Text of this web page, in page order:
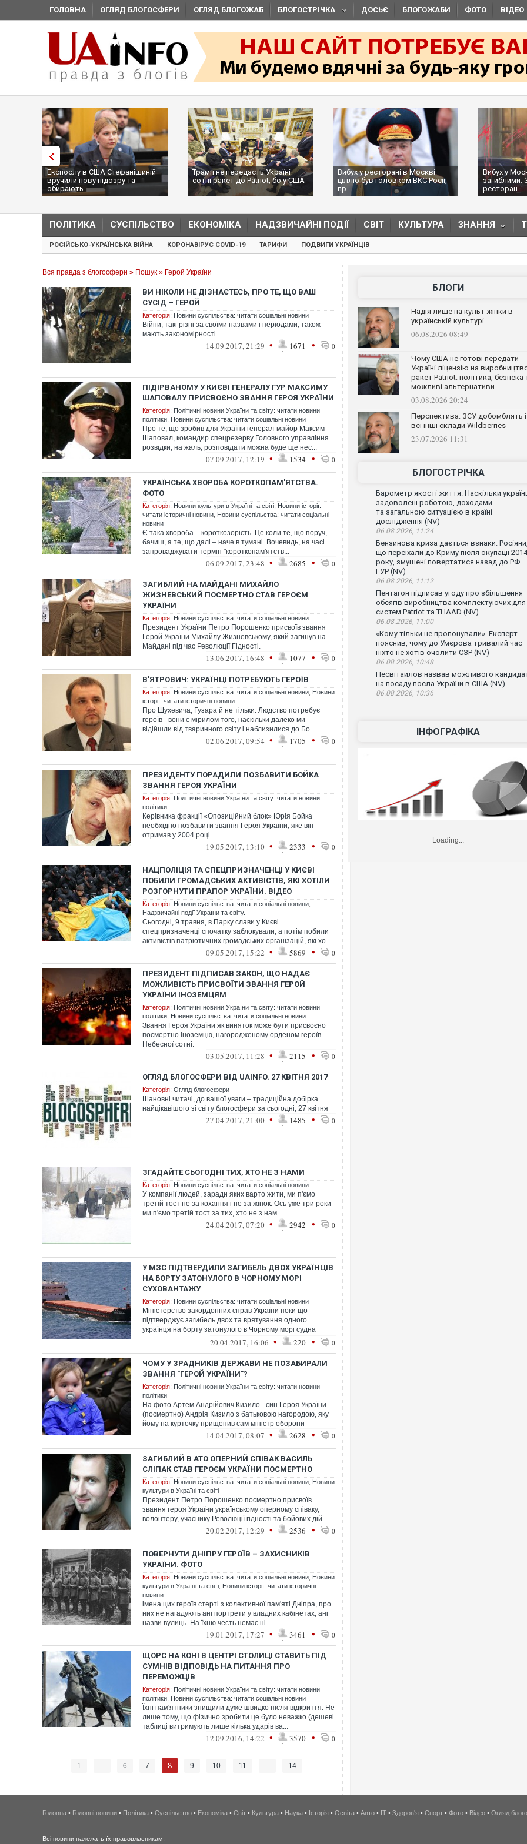
ГОЛОВНА ОГЛЯД БЛОГОСФЕРИ ОГЛЯД БЛОГОЖАБ БЛОГОСТРІЧКА ДОСЬЄ БЛОГОЖАБИ ФОТО ВІДЕО
Експослу в США Стефанішиній
вручили нову підозру та
обирають...
Трамп не передасть Україні
сотні ракет до Patriot, бо у США
...
Вибух у ресторані в Москві:
ціллю був головком ВКС Росії,
пр...
Вибух у
загиблими:
ресторан...
ПОЛІТИКА СУСПІЛЬСТВО ЕКОНОМІКА НАДЗВИЧАЙНІ ПОДІЇ СВІТ КУЛЬТУРА ЗНАННЯ
РОСІЙСЬКО-УКРАЇНСЬКА ВІЙНА КОРОНАВІРУС COVID-19 ТАРИФИ ПОДВИГИ УКРАЇНЦІВ
Вся правда з блогосфери » Пошук » Герой України
ВИ НІКОЛИ НЕ ДІЗНАЄТЕСЬ, ПРО ТЕ, ЩО ВАШ
СУСІД – ГЕРОЙ
Категорія: Новини суспільства: читати соціальні новини
Війни, такі різні за своїми назвами і періодами, також
мають закономірності.
14.09.2017, 21:29 • 1671 • 0
ПІДІРВАНОМУ У КИЄВІ ГЕНЕРАЛУ ГУР МАКСИМУ
ШАПОВАЛУ ПРИСВОЄНО ЗВАННЯ ГЕРОЯ УКРАЇНИ
Категорія: Політичні новини України та світу: читати новини
політики Новини суспільства: читати соціальні новини
Про те, що зробив для України генерал-майор Максим
Шаповал, командир спецрезерву Головного управління
розвідки, на жаль, розповідати можна буде ще нес...
07.09.2017, 12:19 • 1534 • 0
УКРАЇНСЬКА ХВОРОБА КОРОТКОПАМ'ЯТСТВА.
ФОТО
Категорія: Новини культури в Україні та світі Новини історії:
читати історичні новини Новини суспільства: читати соціальні
новини
Є така хвороба – короткозорість. Це коли те, що поруч,
бачиш, а те, що далі – наче в тумані. Вочевидь, на часі
запроваджувати термін "короткопам'ятств...
06.09.2017, 23:48 • 2685 • 0
ЗАГИБЛИЙ НА МАЙДАНІ МИХАЙЛО
ЖИЗНЕВСЬКИЙ ПОСМЕРТНО СТАВ ГЕРОЄМ
УКРАЇНИ
Категорія: Новини суспільства: читати соціальні новини
Президент України Петро Порошенко присвоїв звання
Герой України Михайлу Жизневському, який загинув на
Майдані під час Революції Гідності.
13.06.2017, 16:48 • 1077 • 0
В'ЯТРОВИЧ: УКРАЇНЦІ ПОТРЕБУЮТЬ ГЕРОЇВ
Категорія: Новини суспільства: читати соціальні новини Новини
історії: читати історичні новини
Про Шухевича, Гузара й не тільки. Людство потребує
героїв - вони є мірилом того, наскільки далеко ми
відійшли від тваринного світу і наблизилися до Бо...
02.06.2017, 09:54 • 1705 • 0
ПРЕЗИДЕНТУ ПОРАДИЛИ ПОЗБАВИТИ БОЙКА
ЗВАННЯ ГЕРОЯ УКРАЇНИ
Категорія: Політичні новини України та світу: читати новини
політики
Керівника фракції «Опозиційний блок» Юрія Бойка
необхідно позбавити звання Героя України, яке він
отримав у 2004 році.
19.05.2017, 13:10 • 2333 • 0
НАЦПОЛІЦІЯ ТА СПЕЦПРИЗНАЧЕНЦІ У КИЄВІ
ПОБИЛИ ГРОМАДСЬКИХ АКТИВІСТІВ, ЯКІ ХОТІЛИ
РОЗГОРНУТИ ПРАПОР УКРАЇНИ. ВІДЕО
Категорія: Новини суспільства: читати соціальні новини
Надзвичайні події України та світу.
Сьогодні, 9 травня, в Парку слави у Києві
спецпризначенці спочатку заблокували, а потім побили
активістів патріотичних громадських організацій, які хо...
09.05.2017, 15:22 • 5869 • 0
ПРЕЗИДЕНТ ПІДПИСАВ ЗАКОН, ЩО НАДАЄ
МОЖЛИВІСТЬ ПРИСВОЇТИ ЗВАННЯ ГЕРОЙ
УКРАЇНИ ІНОЗЕМЦЯМ
Категорія: Політичні новини України та світу: читати новини
політики Новини суспільства: читати соціальні новини
Звання Героя України як виняток може бути присвоєно
посмертно іноземцю, нагородженому орденом героїв
Небесної сотні.
03.05.2017, 11:28 • 2115 • 0
ОГЛЯД БЛОГОСФЕРИ ВІД UAINFO. 27 КВІТНЯ 2017
Категорія: Огляд блогосфери
Шановні читачі, до вашої уваги – традиційна добірка
найцікавішого зі світу блогосфери за сьогодні, 27 квітня
27.04.2017, 21:00 • 1485 • 0
ЗГАДАЙТЕ СЬОГОДНІ ТИХ, ХТО НЕ З НАМИ
Категорія: Новини суспільства: читати соціальні новини
У компанії людей, заради яких варто жити, ми п'ємо
третій тост не за кохання і не за жінок. Ось уже три роки
ми п'ємо третій тост за тих, хто не з нам...
24.04.2017, 07:20 • 2942 • 0
У МЗС ПІДТВЕРДИЛИ ЗАГИБЕЛЬ ДВОХ УКРАЇНЦІВ
НА БОРТУ ЗАТОНУЛОГО В ЧОРНОМУ МОРІ
СУХОВАНТАЖУ
Категорія: Новини суспільства: читати соціальні новини
Міністерство закордонних справ України поки що
підтверджує загибель двох та врятування одного
українця на борту затонулого в Чорному морі судна
20.04.2017, 16:06 • 220 • 0
ЧОМУ У ЗРАДНИКІВ ДЕРЖАВИ НЕ ПОЗАБИРАЛИ
ЗВАННЯ "ГЕРОЙ УКРАЇНИ"?
Категорія: Політичні новини України та світу: читати новини
політики
На фото Артем Андрійович Кизило - син Героя України
(посмертно) Андрія Кизило з батьковою нагородою, яку
йому на курточку прищепив сам міністр оборони
14.04.2017, 08:07 • 2628 • 0
ЗАГИБЛИЙ В АТО ОПЕРНИЙ СПІВАК ВАСИЛЬ
СЛІПАК СТАВ ГЕРОЄМ УКРАЇНИ ПОСМЕРТНО
Категорія: Новини суспільства: читати соціальні новини Новини
культури в Україні та світі
Президент Петро Порошенко посмертно присвоїв
звання героя України українському оперному співаку,
волонтеру, учаснику Революції гідності та бойових дій...
20.02.2017, 12:29 • 2536 • 0
ПОВЕРНУТИ ДНІПРУ ГЕРОЇВ – ЗАХИСНИКІВ
УКРАЇНИ. ФОТО
Категорія: Новини суспільства: читати соціальні новини Новини
культури в Україні та світі Новини історії: читати історичні
новини
імена цих героїв стерті з колективної пам'яті Дніпра, про
них не нагадують ані портрети у владних кабінетах, ані
назви вулиць. На їхню честь немає ні ...
19.01.2017, 17:27 • 3461 • 0
ЩОРС НА КОНІ В ЦЕНТРІ СТОЛИЦІ СТАВИТЬ ПІД
СУМНІВ ВІДПОВІДЬ НА ПИТАННЯ ПРО
ПЕРЕМОЖЦІВ
Категорія: Політичні новини України та світу: читати новини
політики Новини суспільства: читати соціальні новини
Їхні пам'ятники знищили дуже швидко після відкриття. Не
лише тому, що фізично зробити це було неважко (дешеві
таблиці витримують лише кілька ударів ва...
12.09.2016, 14:22 • 3570 • 0
1 ... 6 7 8 9 10 11 ... 14
БЛОГИ
Надія лише на культ жінки в
українській культурі
06.08.2026 08:49
Чому США не готові передати
Україні ліцензію на
ракет Patriot: політика, безпека
можливі альтернативи
03.08.2026 20:24
Перспектива: ЗСУ добомблять і
всі інші склади Wildberries
23.07.2026 11:31
БЛОГОСТРІЧКА
Барометр якості життя. Наскільки
задоволені роботою, доходами
та загальною ситуацією в країні —
дослідження (NV)
06.08.2026, 11:24
Бензинова криза дається взнаки. Росіяни,
що переїхали до Криму після окупації 2014
року, змушені повертатися назад до РФ —
ГУР (NV)
06.08.2026, 11:12
Пентагон підписав угоду про збільшення
обсягів виробництва комплектуючих для
систем Patriot та THAAD (NV)
06.08.2026, 11:00
«Кому тільки не пропонували». Експерт
пояснив, чому до Умєрова тривалий час
ніхто не хотів очолити СЗР (NV)
06.08.2026, 10:48
Несвітайлов назвав можливого
на посаду посла України в США (NV)
06.08.2026, 10:36
ІНФОГРАФІКА
Loading...
Росія атакувала Суми
торговельний центр,
Топпосадовцю Повітряних
Головна • Головні новини • Політика • Суспільство • Економіка • Світ • Культура • Наука • Історія • Освіта • Авто • IT • Здоров'я • Спорт • Фото • Відео • Огляд
Всі новини належать їх правовласникам.